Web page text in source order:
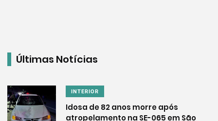
Últimas Notícias
INTERIOR
Idosa de 82 anos morre após
atropelamento na SE-065 em São